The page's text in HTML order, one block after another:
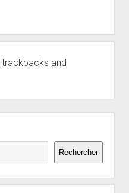
trackbacks and
Rechercher